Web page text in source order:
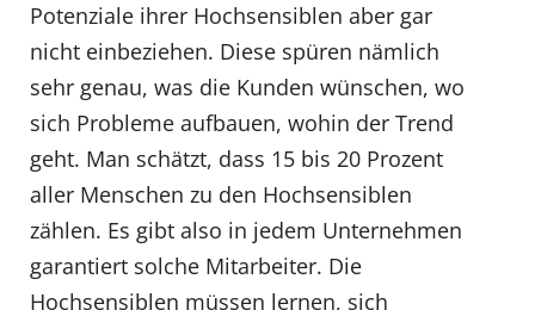
Potenziale ihrer Hochsensiblen aber gar
nicht einbeziehen. Diese spüren nämlich
sehr genau, was die Kunden wünschen, wo
sich Probleme aufbauen, wohin der Trend
geht. Man schätzt, dass 15 bis 20 Prozent
aller Menschen zu den Hochsensiblen
zählen. Es gibt also in jedem Unternehmen
garantiert solche Mitarbeiter. Die
Hochsensiblen müssen lernen, sich